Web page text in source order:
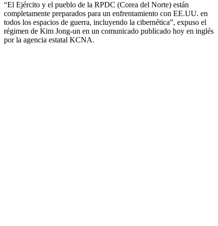
“El Ejército y el pueblo de la RPDC (Corea del Norte) están
completamente preparados para un enfrentamiento con EE.UU. en
todos los espacios de guerra, incluyendo la cibernética”, expuso el
régimen de Kim Jong-un en un comunicado publicado hoy en inglés
por la agencia estatal KCNA.